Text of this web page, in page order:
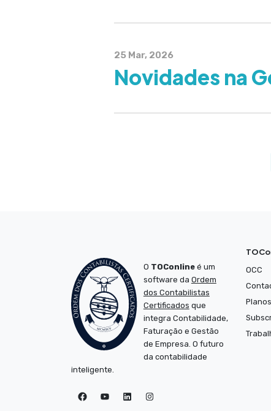
25 Mar, 2026
Novidades na
O TOConlineé um
software da Ordem
dos Contabilistas
Certificados que
integra Contabilidade,
Faturação e Gestão
de Empresa. O futuro
da contabilidade
inteligente.
TOConline no Facebook
TOConline no YouTube
TOConline no LinkedIn
Instagram
OCC